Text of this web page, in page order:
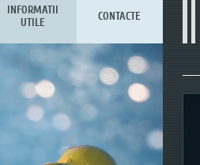
INFORMATII
UTILE
CONTACTE